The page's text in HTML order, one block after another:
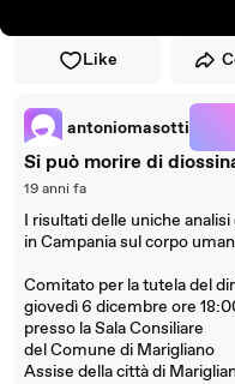
Like
antoniomasotti
19 anni fa
I risultati delle uniche
in Campania sul corpo
Comitato per la tutela del
giovedì 6 dicembre ore
presso la Sala Consiliare
del Comune di Marigliano
Assise della città di